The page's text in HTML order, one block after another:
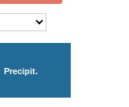
Precipit.